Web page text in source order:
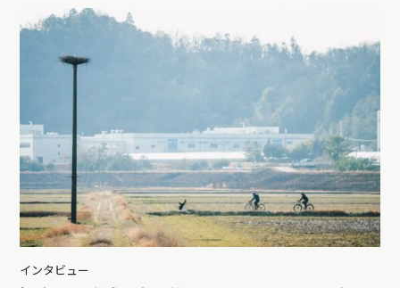
インタビュー